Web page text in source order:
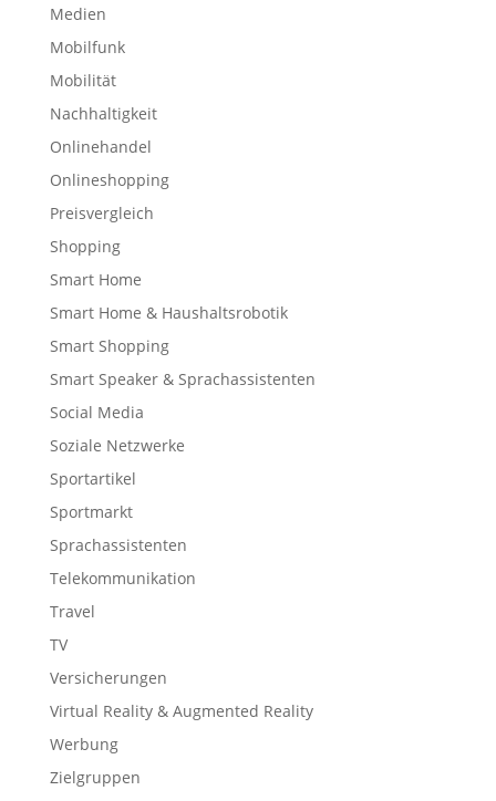
Medien
Mobilfunk
Mobilität
Nachhaltigkeit
Onlinehandel
Onlineshopping
Preisvergleich
Shopping
Smart Home
Smart Home & Haushaltsrobotik
Smart Shopping
Smart Speaker & Sprachassistenten
Social Media
Soziale Netzwerke
Sportartikel
Sportmarkt
Sprachassistenten
Telekommunikation
Travel
TV
Versicherungen
Virtual Reality & Augmented Reality
Werbung
Zielgruppen